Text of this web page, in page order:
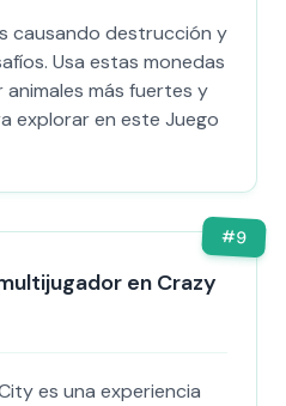
causando destrucción y
Usa estas monedas
más fuertes y
explorar en este Juego
#9
en Crazy
es una experiencia